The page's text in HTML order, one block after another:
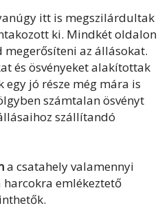
itt is megszilárdultak
ki. Mindkét oldalon
az állásokat.
és ösvényeket alakítottak
egy jó része még mára is
számtalan ösvényt
szállítandó
a csatahely valamennyi
emlékeztető